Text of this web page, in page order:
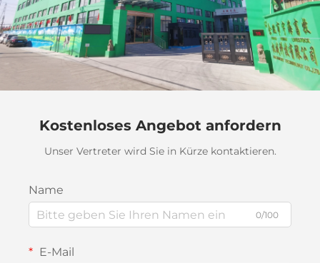
Kostenloses Angebot anfordern
Unser Vertreter wird Sie in Kürze kontaktieren.
Name
0/100
E-Mail